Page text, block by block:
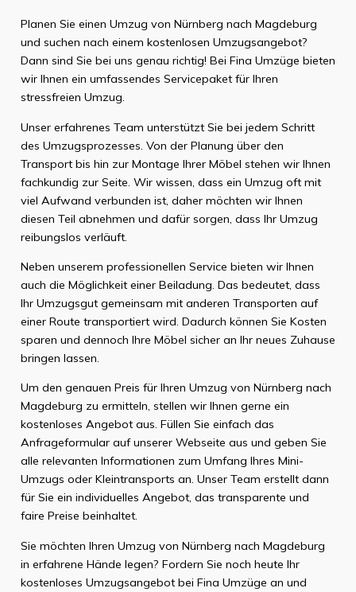
Planen Sie einen Umzug von Nürnberg nach Magdeburg
und suchen nach einem kostenlosen Umzugsangebot?
Dann sind Sie bei uns genau richtig! Bei Fina Umzüge bieten
wir Ihnen ein umfassendes Servicepaket für Ihren
stressfreien Umzug.
Unser erfahrenes Team unterstützt Sie bei jedem Schritt
des Umzugsprozesses. Von der Planung über den
Transport bis hin zur Montage Ihrer Möbel stehen wir Ihnen
fachkundig zur Seite. Wir wissen, dass ein Umzug oft mit
viel Aufwand verbunden ist, daher möchten wir Ihnen
diesen Teil abnehmen und dafür sorgen, dass Ihr Umzug
reibungslos verläuft.
Neben unserem professionellen Service bieten wir Ihnen
auch die Möglichkeit einer Beiladung. Das bedeutet, dass
Ihr Umzugsgut gemeinsam mit anderen Transporten auf
einer Route transportiert wird. Dadurch können Sie Kosten
sparen und dennoch Ihre Möbel sicher an Ihr neues Zuhause
bringen lassen.
Um den genauen Preis für Ihren Umzug von Nürnberg nach
Magdeburg zu ermitteln, stellen wir Ihnen gerne ein
kostenloses Angebot aus. Füllen Sie einfach das
Anfrageformular auf unserer Webseite aus und geben Sie
alle relevanten Informationen zum Umfang Ihres Mini-
Umzugs oder Kleintransports an. Unser Team erstellt dann
für Sie ein individuelles Angebot, das transparente und
faire Preise beinhaltet.
Sie möchten Ihren Umzug von Nürnberg nach Magdeburg
in erfahrene Hände legen? Fordern Sie noch heute Ihr
kostenloses Umzugsangebot bei Fina Umzüge an und